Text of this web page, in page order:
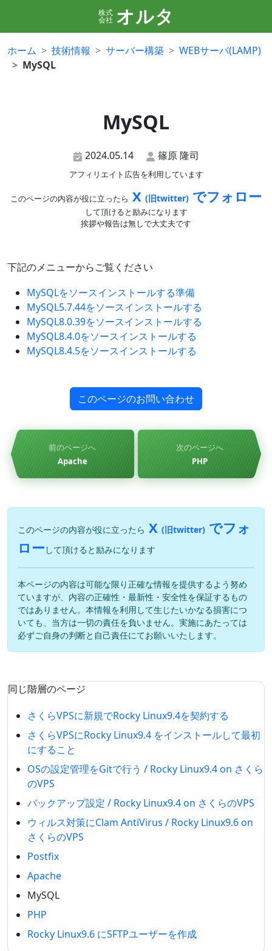
株式
会社 オルタ
ホーム 技術情報 サーバー構築
WEBサーバ(LAMP)
MySQL
MySQL
2024.05.14 篠原 隆司
アフィリエイト広告を利用しています
このページの内容が役に立ったら X (旧twitter) でフォロー
して頂けると励みになります
挨拶や報告は無しで大丈夫です
下記のメニューからご覧ください
MySQLをソースインストールする準備
MySQL5.7.44をソースインストールする
MySQL8.0.39をソースインストールする
MySQL8.4.0をソースインストールする
MySQL8.4.5をソースインストールする
このページのお問い合わせ
前のページへ
Apache
次のページへ
PHP
このページの内容が役に立ったら X (旧twitter) でフォ
ロー して頂けると励みになります
本ページの内容は可能な限り正確な情報を提供するよう努め
ていますが、内容の正確性・最新性・安全性を保証するもの
ではありません。本情報を利用して生じたいかなる損害につ
いても、当方は一切の責任を負いません。実施にあたっては
必ずご自身の判断と自己責任にてお願いいたします。
同じ階層のページ
さくらVPSに新規でRocky Linux9.4を契約する
さくらVPSにRocky Linux9.4 をインストールして最初
にすること
OSの設定管理をGitで行う / Rocky Linux9.4 on さくら
のVPS
バックアップ設定 / Rocky Linux9.4 on さくらのVPS
ウィルス対策にClam AntiVirus / Rocky Linux9.6 on
さくらのVPS
Postfix
Apache
MySQL
PHP
Rocky Linux9.6 にSFTPユーザーを作成